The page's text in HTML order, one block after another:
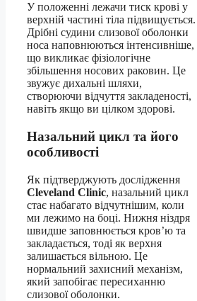
У положенні лежачи тиск крові у
верхній частині тіла підвищується.
Дрібні судини слизової оболонки
носа наповнюються інтенсивніше,
що викликає фізіологічне
збільшення носових раковин. Це
звужує дихальні шляхи,
створюючи відчуття закладеності,
навіть якщо ви цілком здорові.
Назальний цикл та його
особливості
Як підтверджують дослідження
Cleveland Clinic, назальний цикл
стає набагато відчутнішим, коли
ми лежимо на боці. Нижня ніздря
швидше заповнюється кров’ю та
закладається, тоді як верхня
залишається вільною. Це
нормальний захисний механізм,
який запобігає пересиханню
слизової оболонки.